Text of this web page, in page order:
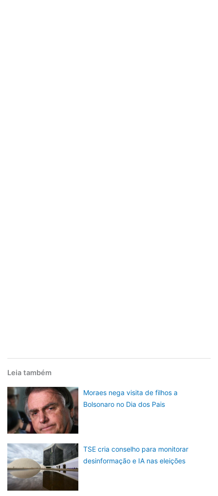
Leia também
Moraes nega visita de filhos a
Bolsonaro no Dia dos Pais
TSE cria conselho para monitorar
desinformação e IA nas eleições